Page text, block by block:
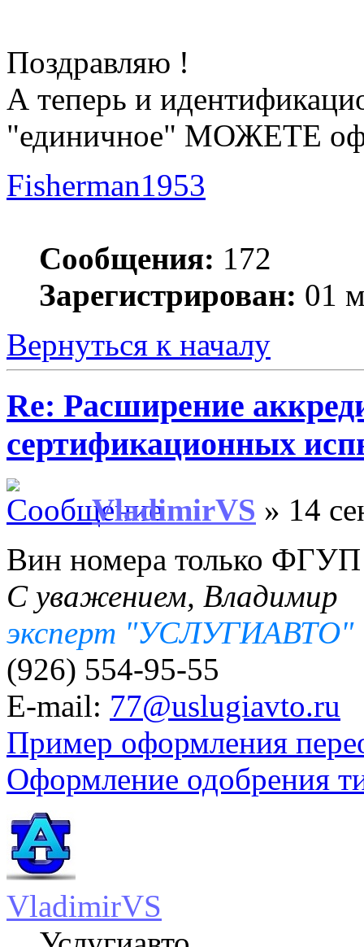
Поздравляю !
А теперь и
"единичное" МОЖЕТЕ
Fisherman1953
Сообщения: 172
Зарегистрирован: 01
Вернуться к началу
Re: Расширение
сертификационных
VladimirVS » 14
Вин номера только
С уважением, Владимир
эксперт "УСЛУГИАВТО"
(926) 554-95-55
E-mail: 77@uslugiavto.ru
Пример оформления
Оформление одобрения
VladimirVS